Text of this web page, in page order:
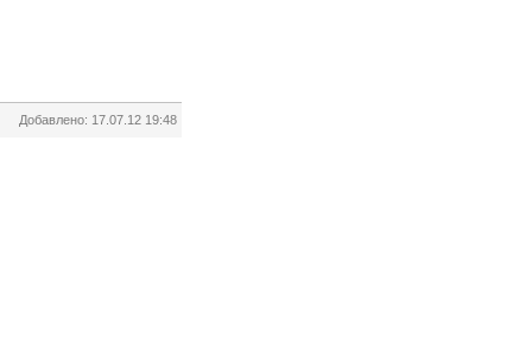
Добавлено: 17.07.12 19:48